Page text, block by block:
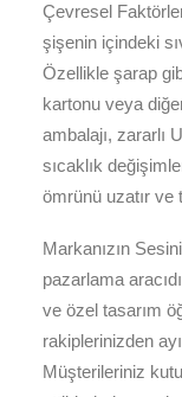
Çevresel
şişenin içindeki
Özellikle şarap
kartonu veya
ambalajı, zararlı
sıcaklık
ömrünü uzatır ve
Markanızın
pazarlama
ve özel tasarım
rakiplerinizden
Müşterileriniz